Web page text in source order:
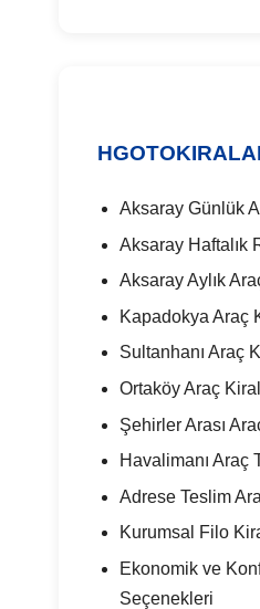
Aksaray Günlük
Aksaray Haftalık
Aksaray Aylık
Kapadokya Araç
Sultanhanı Araç
Ortaköy Araç
Şehirler Arası
Havalimanı Araç
Adrese Teslim
Kurumsal Filo
Ekonomik ve
Seçenekleri